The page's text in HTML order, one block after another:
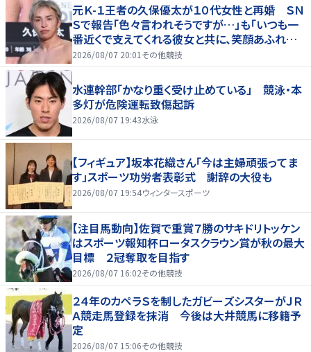
元Ｋ-１王者の久保優太が１０代女性と再婚 ＳＮ
Ｓで報告「色々言われそうですが…」も「いつも一
番近くで支えてくれる彼女と共に、笑顔あふれる
家庭を築いていきたい」
2026/08/07 20:01 その他競技
水連幹部「かなり重く受け止めている」 競泳・本
多灯が危険運転致傷起訴
2026/08/07 19:43水泳
【フィギュア】坂本花織さん「今は主婦頑張ってま
す」スポーツ功労者表彰式 謝辞の大役も
2026/08/07 19:54ウィンタースポーツ
【注目馬動向】佐賀で重賞７勝のサキドリトッケン
はスポーツ報知杯ロータスクラウン賞が秋の最大
目標 ２冠奪取を目指す
2026/08/07 16:02その他競技
２４年のカペラＳを制したガビーズシスターがＪＲ
Ａ競走馬登録を抹消 今後は大井競馬に移籍予
定
2026/08/07 15:06その他競技